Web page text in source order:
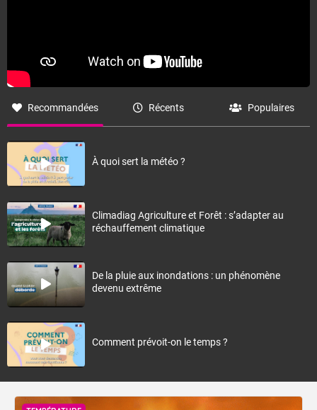
Recommandées Récents Populaires
À quoi sert la météo ?
Climadiag Agriculture et Forêt : s’adapter au
réchauffement climatique
De la pluie aux inondations : un phénomène
devenu extrême
Comment prévoit-on le temps ?